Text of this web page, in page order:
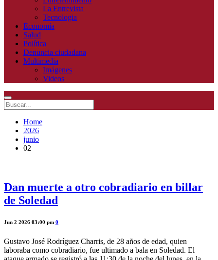
La Entrevista
Tecnologia
Economía
Salud
Política
Denuncia ciudadana
Multimedia
Imágenes
Videos
Home
2026
junio
02
Dan muerte a otro cobradiario en billar
de Soledad
Jun 2 2026 03:00 pm 0
Gustavo José Rodríguez Charris, de 28 años de edad, quien
laboraba como cobradiario, fue ultimado a bala en Soledad. El